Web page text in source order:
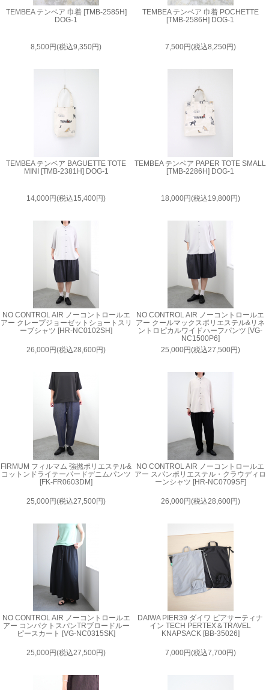
TEMBEA テンベア 巾着 [TMB-2585H]
DOG-1
8,500円(税込9,350円)
TEMBEA テンベア 巾着 POCHETTE
[TMB-2586H] DOG-1
7,500円(税込8,250円)
TEMBEA テンベア BAGUETTE TOTE
MINI [TMB-2381H] DOG-1
14,000円(税込15,400円)
TEMBEA テンベア PAPER TOTE SMALL
[TMB-2286H] DOG-1
18,000円(税込19,800円)
NO CONTROL AIR ノーコントロールエ
アー クレープジョーゼットショートスリ
ーブシャツ [HR-NC0102SH]
26,000円(税込28,600円)
NO CONTROL AIR ノーコントロールエ
アー クールマックスポリエステル&リネ
ントロピカルワイドハーフパンツ [VG-
NC1500P6]
25,000円(税込27,500円)
FIRMUM フィルマム 強撚ポリエステル&
コットンドライテーパードデニムパンツ
[FK-FR0603DM]
25,000円(税込27,500円)
NO CONTROL AIR ノーコントロールエ
アー スパンポリエステル・クラウディロ
ーンシャツ [HR-NC0709SF]
26,000円(税込28,600円)
NO CONTROL AIR ノーコントロールエ
アー コンパクトスパンTRブロードルー
ピースカート [VG-NC0315SK]
25,000円(税込27,500円)
DAIWA PIER39 ダイワ ピアサーティナ
イン TECH PERTEX＆TRAVEL
KNAPSACK [BB-35026]
7,000円(税込7,700円)